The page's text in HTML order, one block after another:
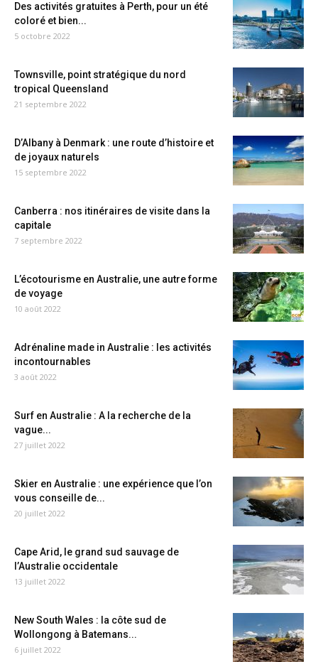
Des activités gratuites à Perth, pour un été
coloré et bien...
5 octobre 2022
Townsville, point stratégique du nord
tropical Queensland
21 septembre 2022
D’Albany à Denmark : une route d’histoire et
de joyaux naturels
15 septembre 2022
Canberra : nos itinéraires de visite dans la
capitale
7 septembre 2022
L’écotourisme en Australie, une autre forme
de voyage
10 août 2022
Adrénaline made in Australie : les activités
incontournables
3 août 2022
Surf en Australie : A la recherche de la
vague...
27 juillet 2022
Skier en Australie : une expérience que l’on
vous conseille de...
20 juillet 2022
Cape Arid, le grand sud sauvage de
l’Australie occidentale
13 juillet 2022
New South Wales : la côte sud de
Wollongong à Batemans...
6 juillet 2022